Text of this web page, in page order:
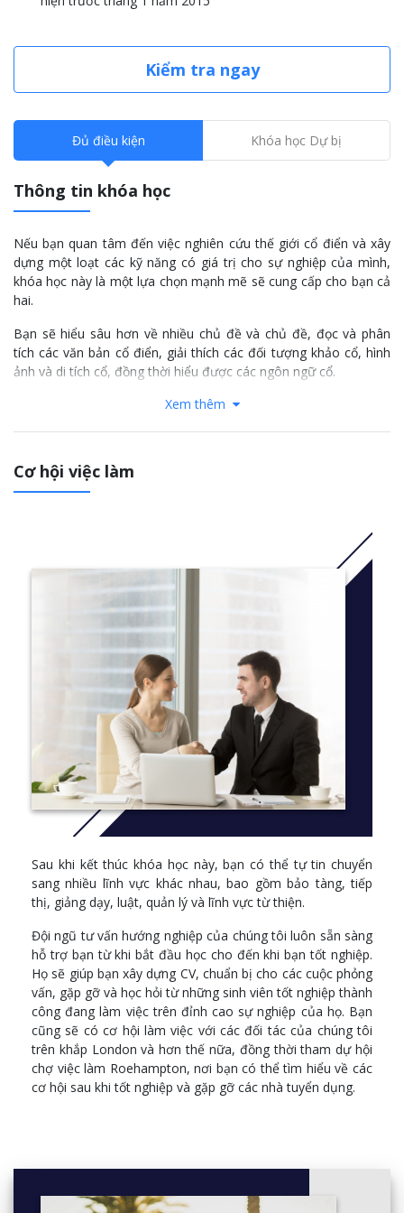
Kiểm tra ngay
Đủ điều kiện Khóa học Dự bị
Thông tin khóa học
Nếu bạn quan tâm đến việc nghiên cứu thế giới cổ điển và xây
dựng một loạt các kỹ năng có giá trị cho sự nghiệp của mình,
khóa học này là một lựa chọn mạnh mẽ sẽ cung cấp cho bạn cả
hai.
Bạn sẽ hiểu sâu hơn về nhiều chủ đề và chủ đề, đọc và phân
tích các văn bản cổ điển, giải thích các đối tượng khảo cổ, hình
ảnh và di tích cổ, đồng thời hiểu được các ngôn ngữ cổ.
Khóa học bao gồm các chủ đề, phương pháp và lý thuyết trong
không chỉ nhìn vào bản thân các đối tượng mà còn cả bối cảnh
bên trong mà chúng đã được sản xuất và sử dụng.
sử dụng các câu chuyện, nhân vật và mô típ thần thoại kể từ
Thông tin chi tiết tại đây
Here are some of the varied modules we currently offer:
Athens: History and Myth
Rome: Epic and Empire
Ancient Exploration: Europe, Asia, Africa
Dictators and Democracies: Ancient and Modern
Classical Philosophy
Art and Life in the Ancient World
Year 2
Compulsory Module
Myths and Mythology
Optional Modules
Classical Antiquity in Modern Museums
The Power and the Secrets of the Empire: Rome 31BC-235AD
Love and Sexuality in Ancient Poetry
The Historical Jesus
Afterlives: Ancient Gods and Heroes in the Middle Ages and
Renaissance
Homer and the Epic Cycle
Historiography in the Footsteps of Herodotus
Xem thêm
Cơ hội việc làm
Sau khi kết thúc khóa học này, bạn có thể tự tin chuyển
sang nhiều lĩnh vực khác nhau, bao gồm bảo tàng, tiếp
thị, giảng dạy, luật, quản lý và lĩnh vực từ thiện.
Đội ngũ tư vấn hướng nghiệp của chúng tôi luôn sẵn sàng
hỗ trợ bạn từ khi bắt đầu học cho đến khi bạn tốt nghiệp.
Họ sẽ giúp bạn xây dựng CV, chuẩn bị cho các cuộc phỏng
vấn, gặp gỡ và học hỏi từ những sinh viên tốt nghiệp thành
công đang làm việc trên đỉnh cao sự nghiệp của họ. Bạn
cũng sẽ có cơ hội làm việc với các đối tác của chúng tôi
trên khắp London và hơn thế nữa, đồng thời tham dự hội
chợ việc làm Roehampton, nơi bạn có thể tìm hiểu về các
cơ hội sau khi tốt nghiệp và gặp gỡ các nhà tuyển dụng.